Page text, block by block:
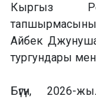
Кыргыз
Айбек
тургундары
Бүгүн,